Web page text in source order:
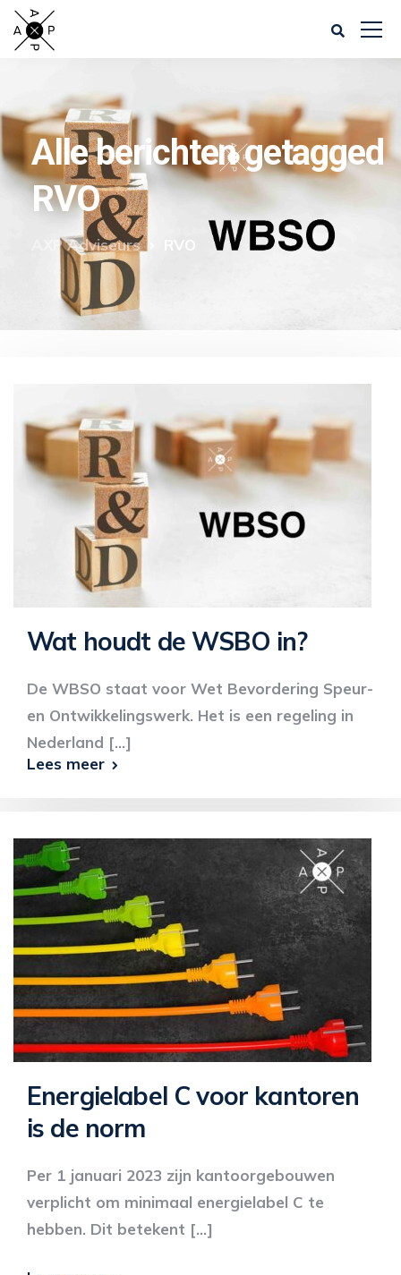
Alle berichten getagged
RVO
AXP Adviseurs RVO
Wat houdt de WSBO in?
De WBSO staat voor Wet Bevordering Speur-
en Ontwikkelingswerk. Het is een regeling in
Nederland [...]
Lees meer
Energielabel C voor kantoren
is de norm
Per 1 januari 2023 zijn kantoorgebouwen
verplicht om minimaal energielabel C te
hebben. Dit betekent […]